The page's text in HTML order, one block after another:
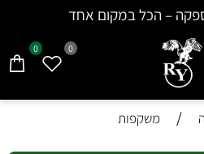
– הכל במקום אחד
0 0
/ משקפות